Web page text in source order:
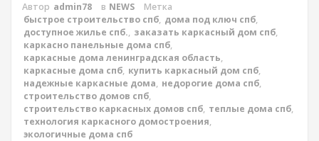
Автор admin78 в NEWS
Метка
быстрое строительство спб, дома под ключ спб,
доступное жилье спб., заказать каркасный дом спб,
каркасно панельные дома спб,
каркасные дома ленинградская область,
каркасные дома спб, купить каркасный дом спб,
надежные каркасные дома, недорогие дома спб,
строительство домов спб,
строительство каркасных домов спб, теплые дома спб,
технология каркасного домостроения,
экологичные дома спб